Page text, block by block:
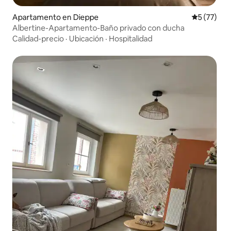
Apartamento en Dieppe
5 (77)
Albertine-Apartamento-Baño privado con ducha
Calidad-precio · Ubicación · Hospitalidad